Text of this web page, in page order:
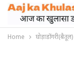
Home घोड़ाडोंगरी(बैतूल)